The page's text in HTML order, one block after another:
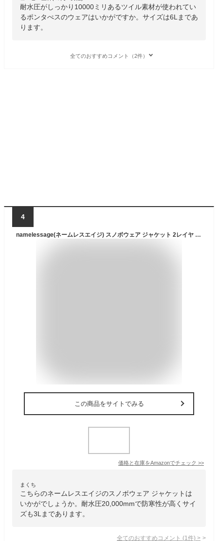
耐水圧がしっかり10000ミリあるツイル素材が使われてい
るポンタぺスのウェアはいかがですか。サイズは6Lまであ
ります。
全てのおすすめコメント（2件）
4
namelessage(ネームレスエイジ) スノボウェア ジャケット 2レイヤ メンズ レディース 単品 7サイズ 耐水圧20,000mm age-721 スカイブルー 3Lサイズ スノーウェア スノボウェア
この商品をサイトでみる
価格と在庫をAmazonでチェック >>
まくち
こちらのネームレスエイジのスノボウェア ジャケットは
いかがでしょうか。耐水圧20,000mmで防寒性が高くサイ
ズも3Lまであります。
全てのおすすめコメント (1 件) >